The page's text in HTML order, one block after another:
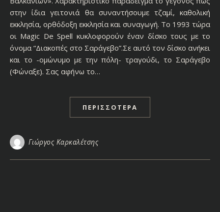
στην ίδια γειτονιά θα συναντήσουμε τζαμί, καθολική
εκκλησία, ορθόδοξη εκκλησία και συναγωγή. Το 1993 τώρα
οι Magic De Spell κυκλοφορούν έναν δίσκο τους με το
όνομα “Διακοπές στο Σαράγεβο”.Σε αυτό τον δίσκο ανήκει
και το -ομώνυμο με την πόλη- τραγούδι, το Σαράγεβο
(Φώναξε). Σας αφήνω το…
ΠΕΡΙΣΣΌΤΕΡΑ
Γιώργος Καρκαλέτσης